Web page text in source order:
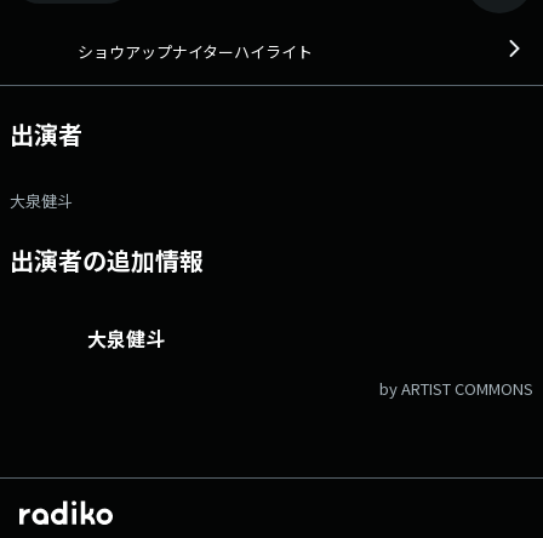
ショウアップナイターハイライト
出演者
大泉健斗
出演者の追加情報
大泉健斗
by ARTIST COMMONS